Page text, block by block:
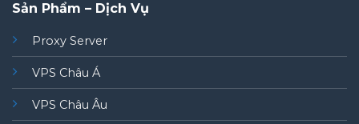
Sản Phẩm – Dịch Vụ
Proxy Server
VPS Châu Á
VPS Châu Âu